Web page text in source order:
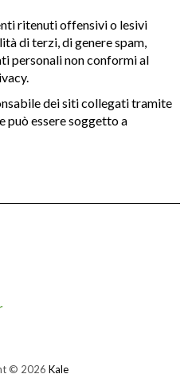
ritenuti offensivi o lesivi
di terzi, di genere spam,
personali non conformi al
dei siti collegati tramite
può essere soggetto a
© 2026 Kale